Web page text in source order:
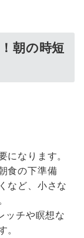
朝の時短
になります。
食の下準備
など、小さな
ッチや瞑想な
。